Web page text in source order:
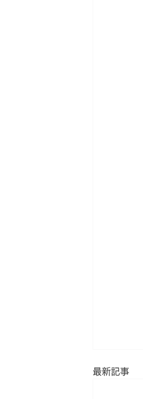
最新記事